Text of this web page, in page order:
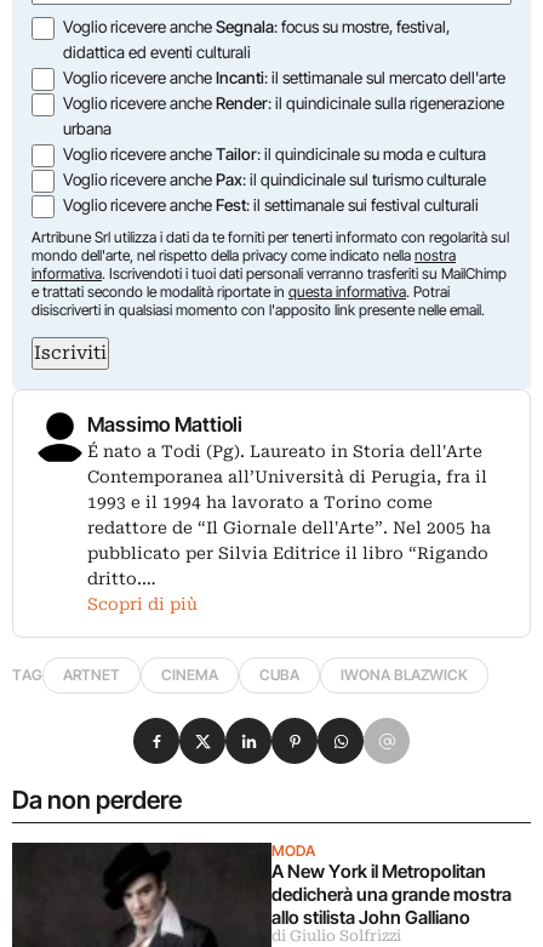
Opzioni
Voglio ricevere ancheSegnala: focus su mostre, festival,
didattica ed eventi culturali
Voglio ricevere ancheIncanti: il settimanale sul mercato dell'arte
Voglio ricevere ancheRender: il quindicinale sulla rigenerazione
urbana
Voglio ricevere ancheTailor: il quindicinale su moda e cultura
Voglio ricevere anchePax: il quindicinale sul turismo culturale
Voglio ricevere ancheFest: il settimanale sui festival culturali
Artribune Srl utilizza i dati da te forniti per tenerti informato con regolarità sul
mondo dell'arte, nel rispetto della privacy come indicato nella nostra
informativa. Iscrivendoti i tuoi dati personali verranno trasferiti su MailChimp
e trattati secondo le modalità riportate in questa informativa. Potrai
disiscriverti in qualsiasi momento con l'apposito link presente nelle email.
Iscriviti
Massimo Mattioli
É nato a Todi (Pg). Laureato in Storia dell'Arte
Contemporanea all’Università di Perugia, fra il
1993 e il 1994 ha lavorato a Torino come
redattore de “Il Giornale dell'Arte”. Nel 2005 ha
pubblicato per Silvia Editrice il libro “Rigando
dritto.…
Scopri di più
TAG ARTNET CINEMA CUBA IWONA BLAZWICK
Da non perdere
MODA
A New York il Metropolitan
dedicherà una grande mostra
allo stilista John Galliano
di Giulio Solfrizzi
Condividi su Facebook
Condividi su X
Condividi su LinkedIn
Condividi su Pinterest
Condividi su WhatsApp
Condividi su Email